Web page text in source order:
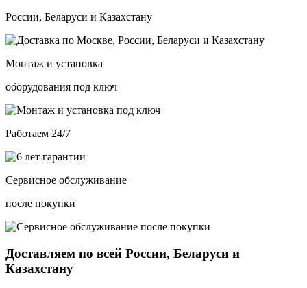
России, Беларуси и Казахстану
Монтаж и установка
оборудования под ключ
Работаем 24/7
Сервисное обслуживание
после покупки
Доставляем по всей России, Беларуси и
Казахстану